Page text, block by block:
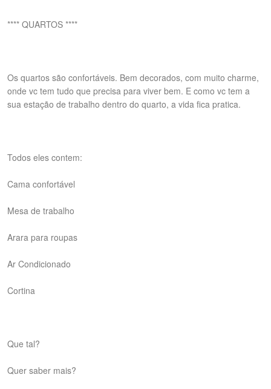
**** QUARTOS ****
Os quartos são confortáveis. Bem decorados, com muito charme,
onde vc tem tudo que precisa para viver bem. E como vc tem a
sua estação de trabalho dentro do quarto, a vida fica pratica.
Todos eles contem:
Cama confortável
Mesa de trabalho
Arara para roupas
Ar Condicionado
Cortina
Que tal?
Quer saber mais?